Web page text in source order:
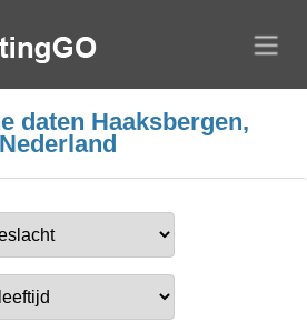
daten Haaksbergen,
Nederland